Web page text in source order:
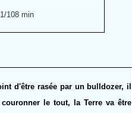
108 min
d'être rasée par un bulldozer, il
le tout, la Terre va être